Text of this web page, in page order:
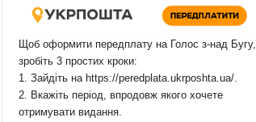
Щоб оформити передплату на Голос з-над Бугу,
зробіть 3 простих кроки:
1. Зайдіть на https://peredplata.ukrposhta.ua/.
2. Вкажіть період, впродовж якого хочете
отримувати видання.